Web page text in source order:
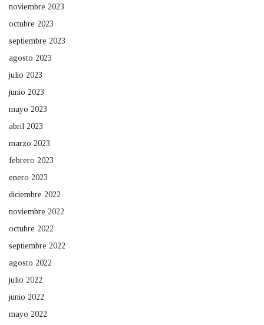
noviembre 2023
octubre 2023
septiembre 2023
agosto 2023
julio 2023
junio 2023
mayo 2023
abril 2023
marzo 2023
febrero 2023
enero 2023
diciembre 2022
noviembre 2022
octubre 2022
septiembre 2022
agosto 2022
julio 2022
junio 2022
mayo 2022